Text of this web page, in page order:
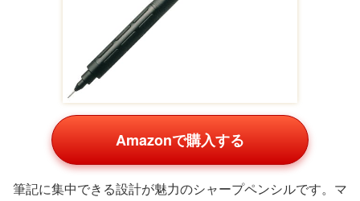
Amazonで購入する
筆記に集中できる設計が魅力のシャープペンシルです。マ